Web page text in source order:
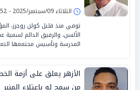
الثلاثاء 09/سبتمبر/2025 - 10:52 ص
توفي منذ قليل كولن روجرز،
الألسن، والرفيق الدائم لسمية
المدرسة وتأسيس مجتمعها
الأزهر يعلق على أزمة
من سمح له باعتلاء المنبر